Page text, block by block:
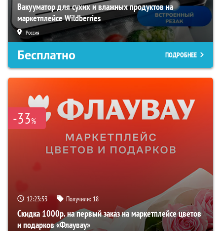
Вакууматор для сухих и влажных продуктов на
маркетплейсе Wildberries
Россия
Бесплатно ПОДРОБНЕЕ
-33%
12:23:52 Получили: 18
Скидка 1000р. на первый заказ на маркетплейсе цветов
и подарков «Флаувау»